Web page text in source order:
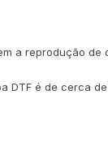
a reprodução de
DTF é de cerca de